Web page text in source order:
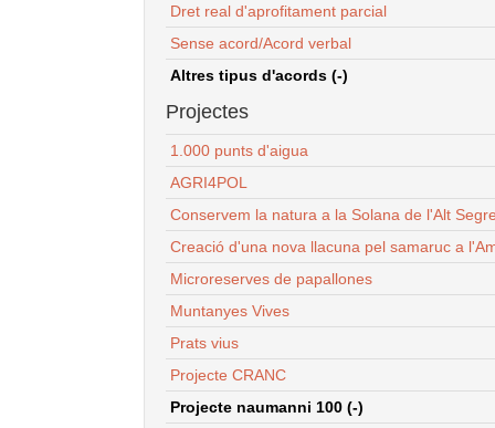
Dret real d'aprofitament parcial
Sense acord/Acord verbal
Altres tipus d'acords (-)
Projectes
1.000 punts d'aigua
AGRI4POL
Conservem la natura a la Solana de l'Alt
Creació d'una nova llacuna pel samaruc a
Microreserves de papallones
Muntanyes Vives
Prats vius
Projecte CRANC
Projecte naumanni 100 (-)